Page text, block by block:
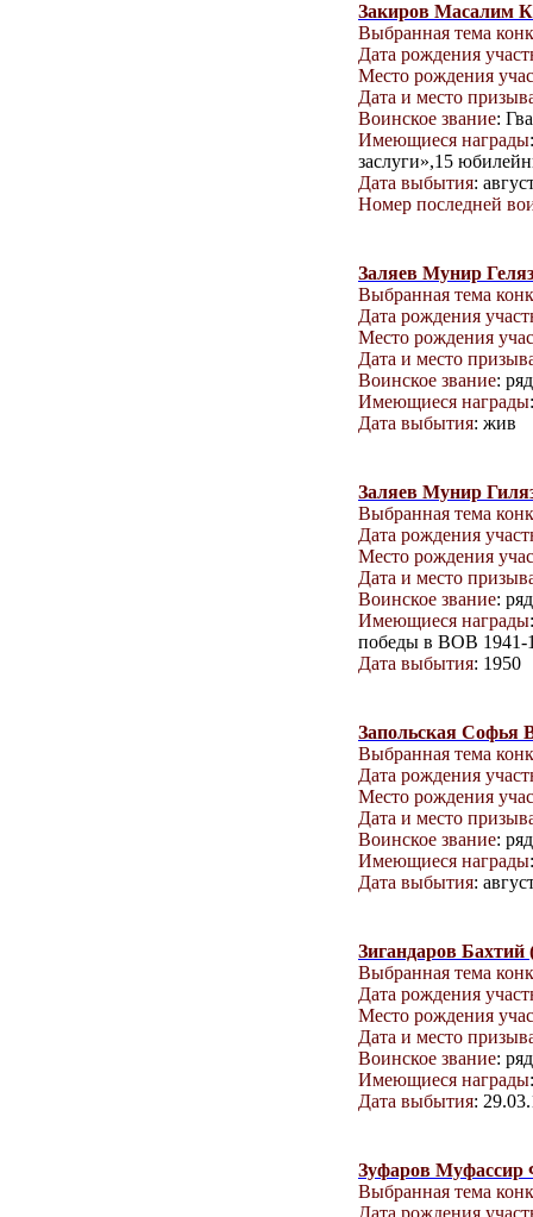
Закиров Масалим
Выбранная тема
Дата рождения
Место рождения
Дата и место
Воинское звание:
Имеющиеся награды
заслуги»,15
Дата выбытия:
Номер последней
Заляев Мунир
Выбранная тема
Дата рождения
Место рождения
Дата и место
Воинское звание:
Имеющиеся награды
Дата выбытия: жив
Заляев Мунир
Выбранная тема
Дата рождения
Место рождения
Дата и место
Воинское звание:
Имеющиеся награды
победы в ВОВ 1941-
Дата выбытия: 1950
Запольская Софья
Выбранная тема
Дата рождения
Место рождения
Дата и место
Воинское звание:
Имеющиеся награды
Дата выбытия:
Зигандаров Бахтий
Выбранная тема
Дата рождения
Место рождения
Дата и место
Воинское звание:
Имеющиеся награды
Дата выбытия:
Зуфаров Муфассир
Выбранная тема
Дата рождения